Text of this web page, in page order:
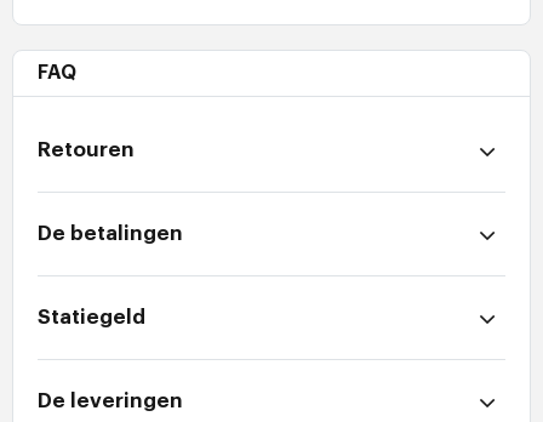
FAQ
Retouren
De betalingen
Statiegeld
De leveringen